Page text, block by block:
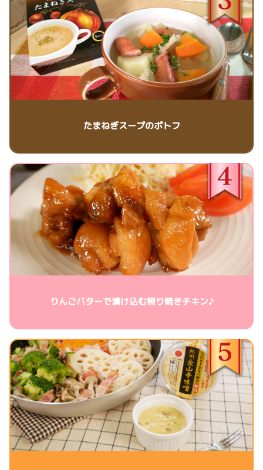
たまねぎスープのポトフ
りんごバターで漬け込む照り焼きチキン♪